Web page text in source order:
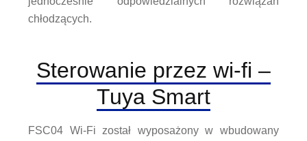
chłodzących.
Sterowanie przez wi-fi –
Tuya Smart
FSC04 Wi-Fi został wyposażony w wbudowany